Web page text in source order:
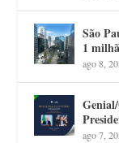
São
1
ago 8,
ago 7,